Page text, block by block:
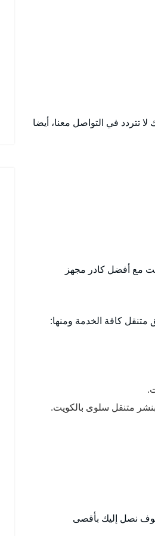
تتردد في التواصل معنا، أيضا
مع أفضل كادر مجهز
كافة الخدمة ومنها:
متنقل سلوى بالكويت.
نصل إليك بأقصى